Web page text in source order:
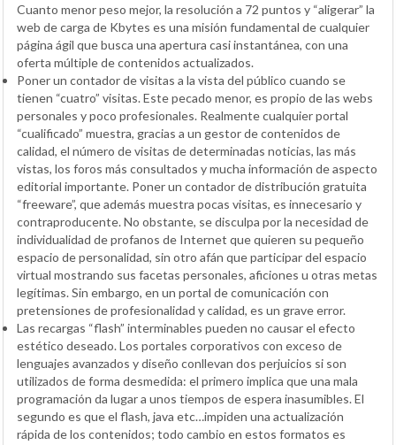
Cuanto menor peso mejor, la resolución a 72 puntos y “aligerar” la
web de carga de Kbytes es una misión fundamental de cualquier
página ágil que busca una apertura casi instantánea, con una
oferta múltiple de contenidos actualizados.
Poner un contador de visitas a la vista del público cuando se
tienen “cuatro” visitas. Este pecado menor, es propio de las webs
personales y poco profesionales. Realmente cualquier portal
“cualificado” muestra, gracias a un gestor de contenidos de
calidad, el número de visitas de determinadas noticias, las más
vistas, los foros más consultados y mucha información de aspecto
editorial importante. Poner un contador de distribución gratuita
“freeware”, que además muestra pocas visitas, es innecesario y
contraproducente. No obstante, se disculpa por la necesidad de
individualidad de profanos de Internet que quieren su pequeño
espacio de personalidad, sin otro afán que participar del espacio
virtual mostrando sus facetas personales, aficiones u otras metas
legítimas. Sin embargo, en un portal de comunicación con
pretensiones de profesionalidad y calidad, es un grave error.
Las recargas “flash” interminables pueden no causar el efecto
estético deseado. Los portales corporativos con exceso de
lenguajes avanzados y diseño conllevan dos perjuicios si son
utilizados de forma desmedida: el primero implica que una mala
programación da lugar a unos tiempos de espera inasumibles. El
segundo es que el flash, java etc…impiden una actualización
rápida de los contenidos; todo cambio en estos formatos es